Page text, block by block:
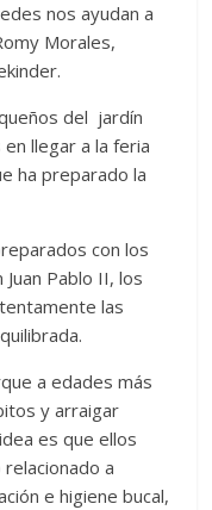
nos ayudan a
Morales,
del jardín
llegar a la feria
ha preparado la
con los
Pablo II, los
las
a edades más
y arraigar
es que ellos
a
e higiene bucal,